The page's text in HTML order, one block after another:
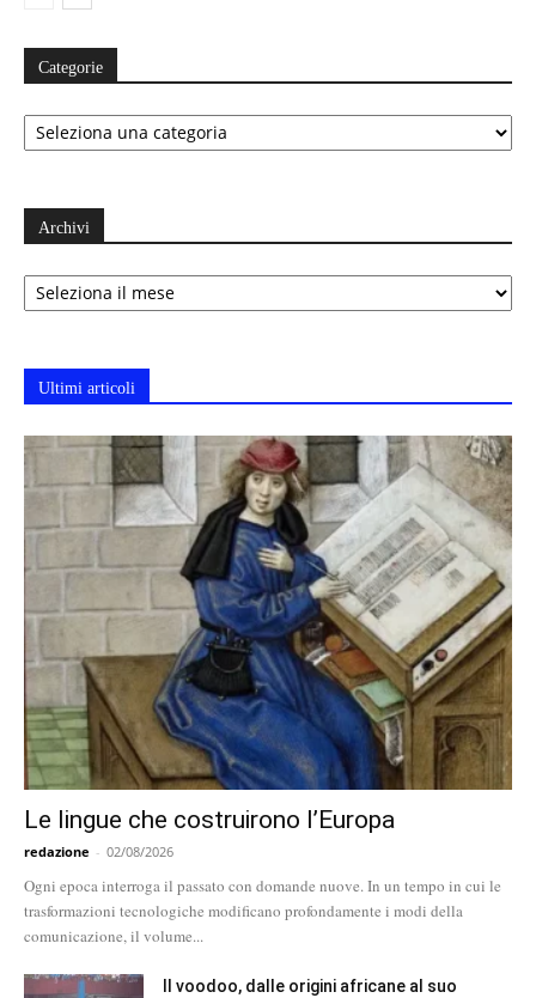
Categorie
Categorie
Archivi
Archivi
Ultimi articoli
Le lingue che costruirono l’Europa
redazione - 02/08/2026
Ogni epoca interroga il passato con domande nuove. In un tempo in cui le
trasformazioni tecnologiche modificano profondamente i modi della
comunicazione, il volume...
Il voodoo, dalle origini africane al suo